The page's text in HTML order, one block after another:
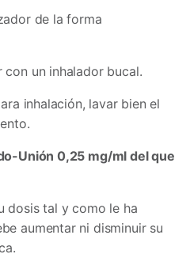
de la forma
con un inhalador bucal.
inhalación, lavar bien el
Unión 0,25 mg/ml del que
dosis tal y como le ha
aumentar ni disminuir su